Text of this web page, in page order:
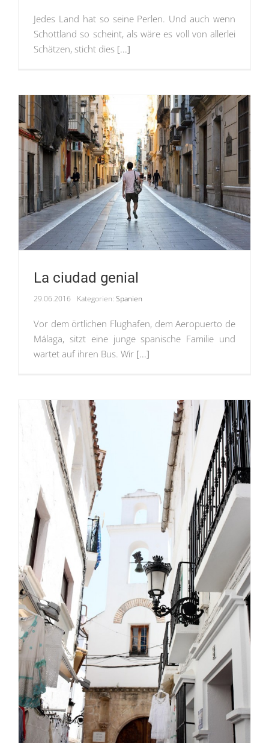
Jedes Land hat so seine Perlen. Und auch wenn
Schottland so scheint, als wäre es voll von allerlei
Schätzen, sticht dies [...]
La ciudad genial
29.06.2016 Kategorien: Spanien
Vor dem örtlichen Flughafen, dem Aeropuerto de
Málaga, sitzt eine junge spanische Familie und
wartet auf ihren Bus. Wir [...]